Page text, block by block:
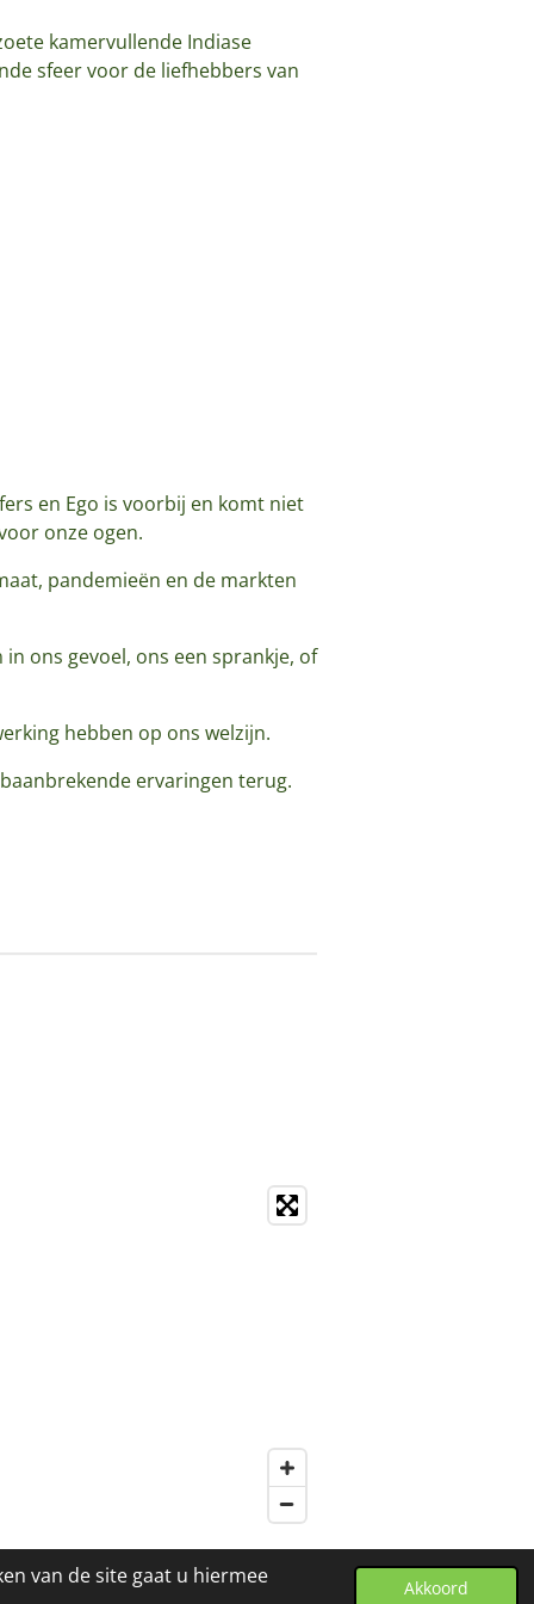
van de site gaat u hiermee
Akkoord
kamervullende Indiase
sfeer voor de liefhebbers van
en Ego is voorbij en komt niet
onze ogen.
pandemieën en de markten
ons gevoel, ons een sprankje, of
hebben op ons welzijn.
ervaringen terug.